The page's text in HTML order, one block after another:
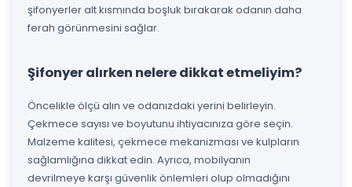
şifonyerler alt kısmında boşluk bırakarak odanın daha
ferah görünmesini sağlar.
Şifonyer alırken nelere dikkat etmeliyim?
Öncelikle ölçü alın ve odanızdaki yerini belirleyin.
Çekmece sayısı ve boyutunu ihtiyacınıza göre seçin.
Malzeme kalitesi, çekmece mekanizması ve kulpların
sağlamlığına dikkat edin. Ayrıca, mobilyanın
devrilmeye karşı güvenlik önlemleri olup olmadığını